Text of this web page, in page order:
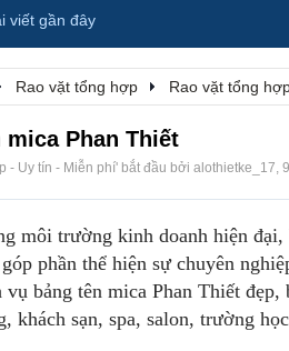
Rao vặt tổng hợp Rao vặt tổng
mica Phan Thiết
- Uy tín - Miễn phí' bắt đầu bởi alothietke_17,
môi trường kinh doanh hiện
phần thể hiện sự chuyên
vụ bảng tên mica Phan Thiết
khách sạn, spa, salon, trường
viết gần đây